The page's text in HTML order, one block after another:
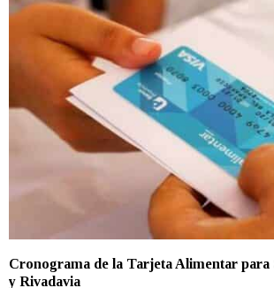
Cronograma de la Tarjeta Alimentar para
y Rivadavia